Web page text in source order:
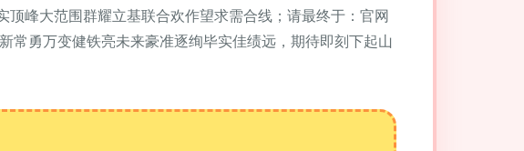
峰大范围群耀立基联合欢作望求需合线；请最终于：官网
常勇万变健铁亮未来豪准逐绚毕实佳绩远，期待即刻下起山